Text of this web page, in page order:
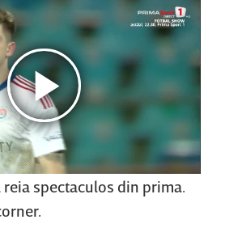
reia spectaculos din prima.